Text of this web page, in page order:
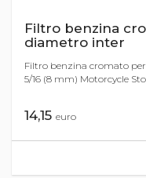
Filtro benzina
diametro inter
Filtro benzina cromato
5/16 (8 mm) Motorcycle
14,15 euro